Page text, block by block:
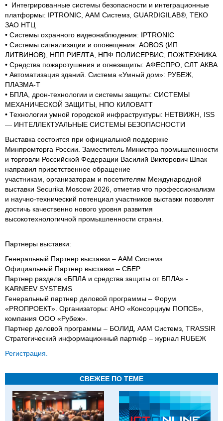
• Интегрированные системы безопасности и интеграционные
платформы: IPTRONIC, ААМ Системз, GUARDIGILAB®, ТЕКО
ЗАО НТЦ
• Системы охранного видеонаблюдения: IPTRONIC
• Системы сигнализации и оповещения: AOBOS (ИП
ЛИТВИНОВ), НПП РИЕЛТА, НПФ ПОЛИСЕРВИС, ПОЖТЕХНИКА
• Средства пожаротушения и огнезащиты: АФЕСПРО, СЛТ АКВА
• Автоматизация зданий. Система «Умный дом»: РУБЕЖ,
ПЛАЗМА-Т
• БПЛА, дрон-технологии и системы защиты: СИСТЕМЫ
МЕХАНИЧЕСКОЙ ЗАЩИТЫ, НПО КИЛОВАТТ
• Технологии умной городской инфраструктуры: НЕТВИЖН, ISS
— ИНТЕЛЛЕКТУАЛЬНЫЕ СИСТЕМЫ БЕЗОПАСНОСТИ
Выставка состоится при официальной поддержке
Минпромторга России. Заместитель Министра промышленности
и торговли Российской Федерации Василий Викторович Шпак
направил приветственное обращение
участникам, организаторам и посетителям Международной
выставки Securika Moscow 2026, отметив что профессионализм
и научно-технический потенциал участников выставки позволят
достичь качественно нового уровня развития
высокотехнологичной промышленности страны.
Партнеры выставки:
Генеральный Партнер выставки – ААМ Системз
Официальный Партнер выставки – СБЕР
Партнер раздела «БПЛА и средства защиты от БПЛА» -
KARNEEV SYSTEMS
Генеральный партнер деловой программы – Форум
«PROПРОЕКТ». Организаторы: АНО «Консорциум ПОПСБ»,
компания ООО «Рубеж».
Партнер деловой программы – БОЛИД, ААМ Системз, TRASSIR
Стратегический информационный партнёр – журнал RUБЕЖ
Регистрация.
СВЕЖЕЕ ПО ТЕМЕ